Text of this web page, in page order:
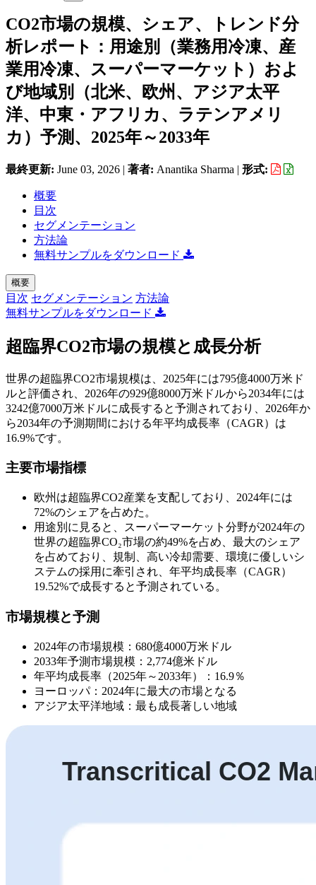
CO2市場の規模、シェア、トレンド分
析レポート：用途別（業務用冷凍、産
業用冷凍、スーパーマーケット）およ
び地域別（北米、欧州、アジア太平
洋、中東・アフリカ、ラテンアメリ
カ）予測、2025年～2033年
最終更新: June 03, 2026 | 著者: Anantika Sharma | 形式:
概要
目次
セグメンテーション
方法論
無料サンプルをダウンロード
概要
目次 セグメンテーション 方法論
無料サンプルをダウンロード
超臨界CO2市場の規模と成長分析
世界の超臨界CO2市場規模は、2025年には795億4000万米ド
ルと評価され、2026年の929億8000万米ドルから2034年には
3242億7000万米ドルに成長すると予測されており、2026年か
ら2034年の予測期間における年平均成長率（CAGR）は
16.9%です。
主要市場指標
欧州は超臨界CO2産業を支配しており、2024年には
72%のシェアを占めた。
用途別に見ると、スーパーマーケット分野が2024年の
世界の超臨界CO₂市場の約49%を占め、最大のシェア
を占めており、規制、高い冷却需要、環境に優しいシ
ステムの採用に牽引され、年平均成長率（CAGR）
19.52%で成長すると予測されている。
市場規模と予測
2024年の市場規模：680億4000万米ドル
2033年予測市場規模：2,774億米ドル
年平均成長率（2025年～2033年）：16.9％
ヨーロッパ：2024年に最大の市場となる
アジア太平洋地域：最も成長著しい地域